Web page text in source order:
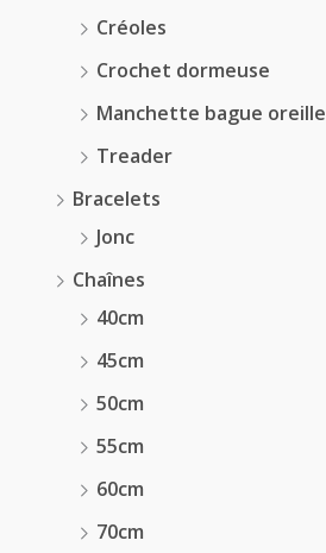
Créoles
Crochet dormeuse
Manchette bague oreille
Treader
Bracelets
Jonc
Chaînes
40cm
45cm
50cm
55cm
60cm
70cm